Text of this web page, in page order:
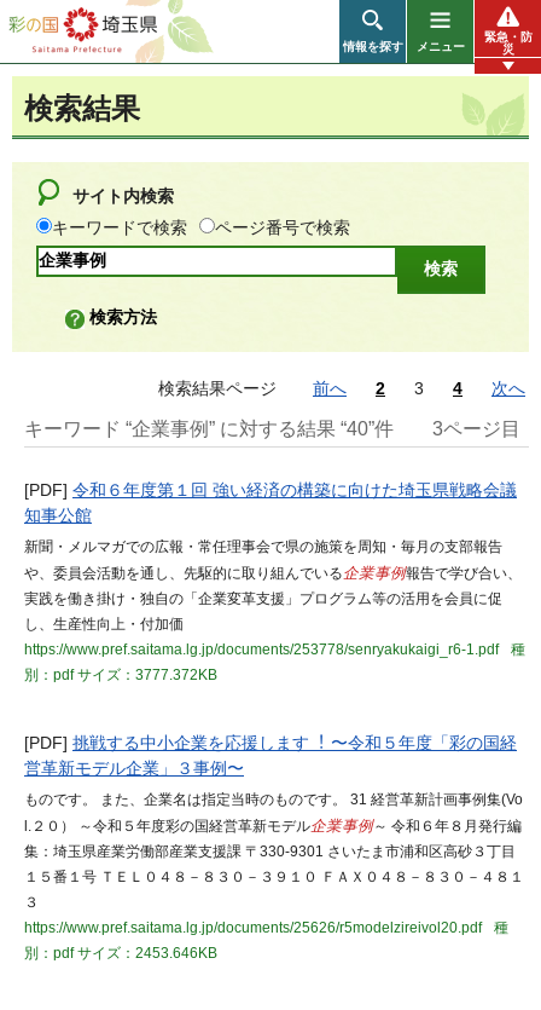
彩の国 埼玉県
情報を探す メニュー
緊急・防
災
検索結果
サイト内検索
キーワードで検索
ページ番号で検索
検索方法
検索結果ページ 前へ 2 3 4 次へ
キーワード “企業事例” に対する結果 “40”件 3ページ目
[PDF] 令和６年度第１回 強い経済の構築に向けた埼玉県戦略会議
知事公館
新聞・メルマガでの広報・常任理事会で県の施策を周知・毎月の支部報告
や、委員会活動を通し、先駆的に取り組んでいる企業事例報告で学び合い、
実践を働き掛け・独自の「企業変革支援」プログラム等の活用を会員に促
し、生産性向上・付加価
https://www.pref.saitama.lg.jp/documents/253778/senryakukaigi_r6-1.pdf
種
別：pdfサイズ：3777.372KB
[PDF] 挑戦する中小企業を応援します︕ 〜令和５年度「彩の国経
営革新モデル企業」３事例〜
ものです。 また、企業名は指定当時のものです。 31 経営革新計画事例集(Vo
l.２０） ～令和５年度彩の国経営革新モデル企業事例～ 令和６年８月発行編
集：埼玉県産業労働部産業支援課 〒330-9301 さいたま市浦和区高砂３丁目
１５番１号 ＴＥＬ０４８－８３０－３９１０ ＦＡＸ０４８－８３０－４８１
３
https://www.pref.saitama.lg.jp/documents/25626/r5modelzireivol20.pdf
種
別：pdfサイズ：2453.646KB